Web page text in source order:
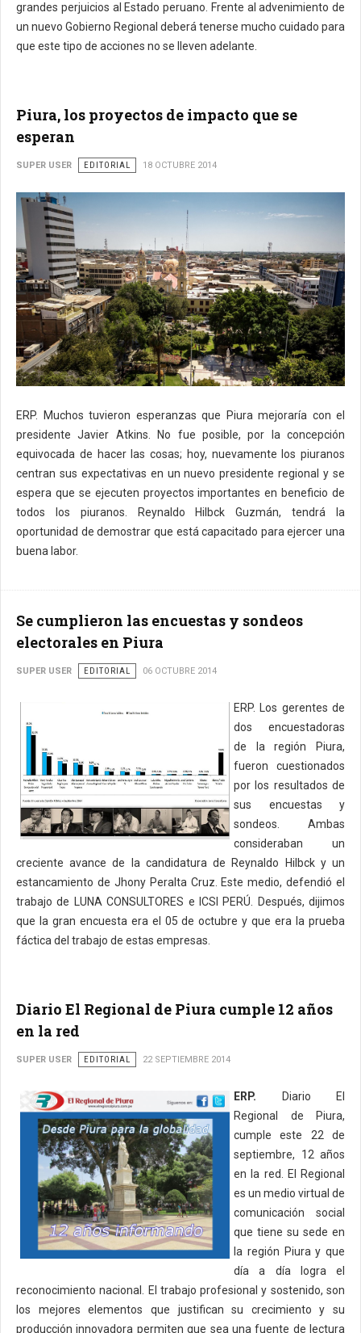
grandes perjuicios al Estado peruano. Frente al advenimiento de
un nuevo Gobierno Regional deberá tenerse mucho cuidado para
que este tipo de acciones no se lleven adelante.
Piura, los proyectos de impacto que se
esperan
SUPER USER EDITORIAL 18 OCTUBRE 2014
ERP. Muchos tuvieron esperanzas que Piura mejoraría con el
presidente Javier Atkins. No fue posible, por la concepción
equivocada de hacer las cosas; hoy, nuevamente los piuranos
centran sus expectativas en un nuevo presidente regional y se
espera que se ejecuten proyectos importantes en beneficio de
todos los piuranos. Reynaldo Hilbck Guzmán, tendrá la
oportunidad de demostrar que está capacitado para ejercer una
buena labor.
Se cumplieron las encuestas y sondeos
electorales en Piura
SUPER USER EDITORIAL 06 OCTUBRE 2014
ERP. Los gerentes de
dos encuestadoras
de la región Piura,
fueron cuestionados
por los resultados de
sus encuestas y
sondeos. Ambas
consideraban un
creciente avance de la candidatura de Reynaldo Hilbck y un
estancamiento de Jhony Peralta Cruz. Este medio, defendió el
trabajo de LUNA CONSULTORES e ICSI PERÚ. Después, dijimos
que la gran encuesta era el 05 de octubre y que era la prueba
fáctica del trabajo de estas empresas.
Diario El Regional de Piura cumple 12 años
en la red
SUPER USER EDITORIAL 22 SEPTIEMBRE 2014
ERP. Diario El
Regional de Piura,
cumple este 22 de
septiembre, 12 años
en la red. El Regional
es un medio virtual de
comunicación social
que tiene su sede en
la región Piura y que
día a día logra el
reconocimiento nacional. El trabajo profesional y sostenido, son
los mejores elementos que justifican su crecimiento y su
producción innovadora permiten que sea una fuente de lectura